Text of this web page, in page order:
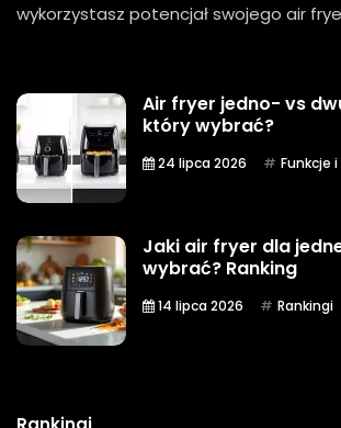
wykorzystasz potencjał swojego air
Air fryer jedno- vs
który wybrać?
24 lipca 2026 Funkcje
Jaki air fryer dla
wybrać? Ranking
14 lipca 2026 Rankingi